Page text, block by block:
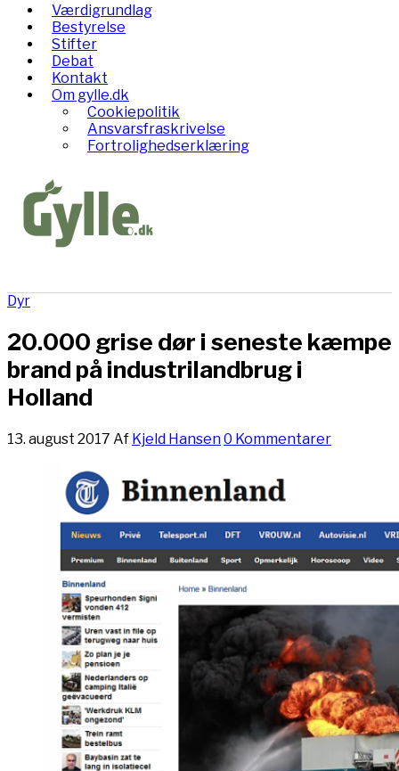
Værdigrundlag
Bestyrelse
Stifter
Debat
Kontakt
Om gylle.dk
Cookiepolitik
Ansvarsfraskrivelse
Fortrolighedserklæring
Dyr
20.000 grise dør i seneste kæmpe
brand på industrilandbrug i
Holland
13. august 2017 Af Kjeld Hansen0 Kommentarer